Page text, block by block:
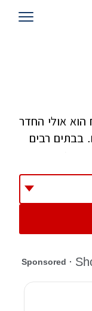
אולי החדר
בבתים רבים
במטבח,
טלפון -
חברות
באופן